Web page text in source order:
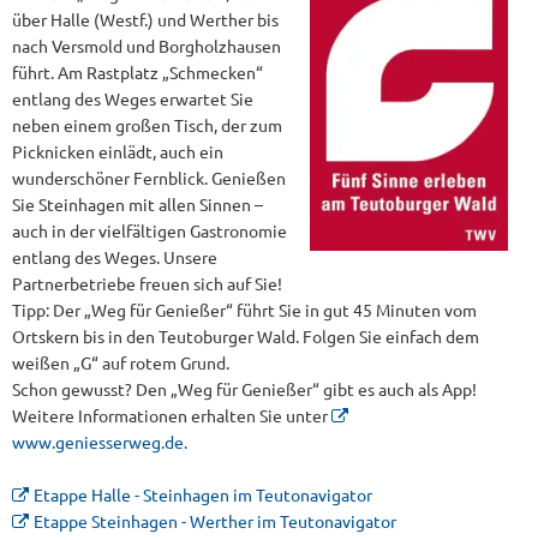
über Halle (Westf.) und Werther bis
nach Versmold und Borgholzhausen
führt. Am Rastplatz „Schmecken“
entlang des Weges erwartet Sie
neben einem großen Tisch, der zum
Picknicken einlädt, auch ein
wunderschöner Fernblick. Genießen
Sie Steinhagen mit allen Sinnen –
auch in der vielfältigen Gastronomie
entlang des Weges. Unsere
Partnerbetriebe freuen sich auf Sie!
Tipp: Der „Weg für Genießer“ führt Sie in gut 45 Minuten vom
Ortskern bis in den Teutoburger Wald. Folgen Sie einfach dem
weißen „G“ auf rotem Grund.
Schon gewusst? Den „Weg für Genießer“ gibt es auch als App!
Weitere Informationen erhalten Sie unter
www.geniesserweg.de.
Etappe Halle - Steinhagen im Teutonavigator
Etappe Steinhagen - Werther im Teutonavigator